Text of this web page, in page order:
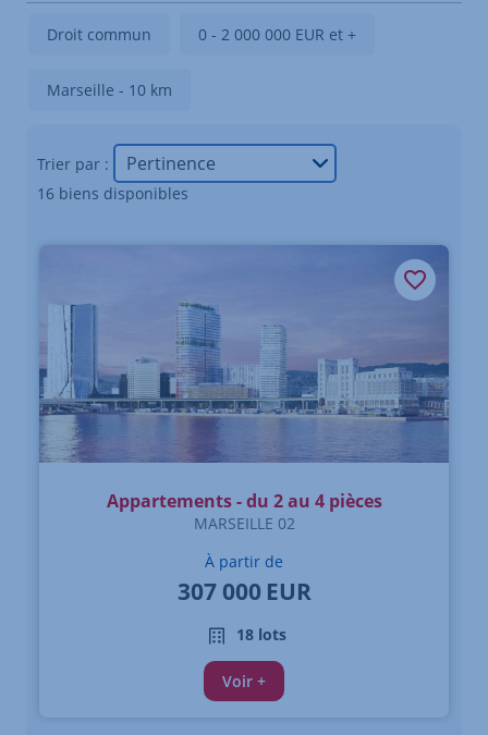
Droit commun 0 - 2 000 000 EUR et +
Marseille - 10 km
Trier par :
16 biens disponibles
Appartements - du 2 au 4 pièces
MARSEILLE 02
À partir de
307 000 EUR
18 lots
Voir +